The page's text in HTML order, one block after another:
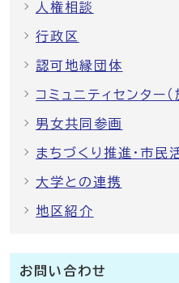
人権相談
行政区
認可地縁団体
コミュニティセンター（
男女共同参画
まちづくり推進・市民
大学との連携
地区紹介
お問い合わせ